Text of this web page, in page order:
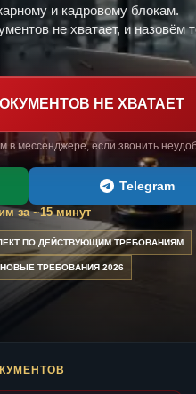
и кадровому блокам.
не хватает, и назовём
НЕ ХВАТАЕТ
в мессенджере, если звонить
Telegram
за ~15 минут
ПО ДЕЙСТВУЮЩИМ ТРЕБОВАНИЯМ
НОВЫЕ ТРЕБОВАНИЯ 2026